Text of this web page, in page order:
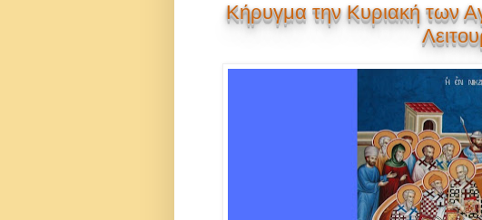
Κήρυγμα την Κυριακή των